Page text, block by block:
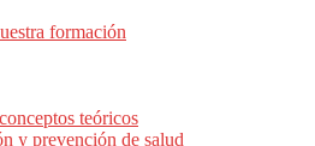
formación
teóricos
y prevención de salud